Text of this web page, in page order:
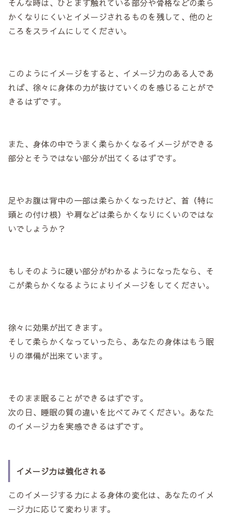
そんな時は、ひとまず触れている部分や骨格などの柔ら
かくなりにくいとイメージされるものを残して、他のと
ころをスライムにしてください。
このようにイメージをすると、イメージ力のある人であ
れば、徐々に身体の力が抜けていくのを感じることがで
きるはずです。
また、身体の中でうまく柔らかくなるイメージができる
部分とそうではない部分が出てくるはずです。
足やお腹は背中の一部は柔らかくなったけど、首（特に
頭との付け根）や肩などは柔らかくなりにくいのではな
いでしょうか？
もしそのように硬い部分がわかるようになったなら、そ
こが柔らかくなるようによりイメージをしてください。
徐々に効果が出てきます。
そして柔らかくなっていったら、あなたの身体はもう眠
りの準備が出来ています。
そのまま眠ることができるはずです。
次の日、睡眠の質の違いを比べてみてください。あなた
のイメージ力を実感できるはずです。
イメージ力は強化される
このイメージする力による身体の変化は、あなたのイメ
ージ力に応じて変わります。